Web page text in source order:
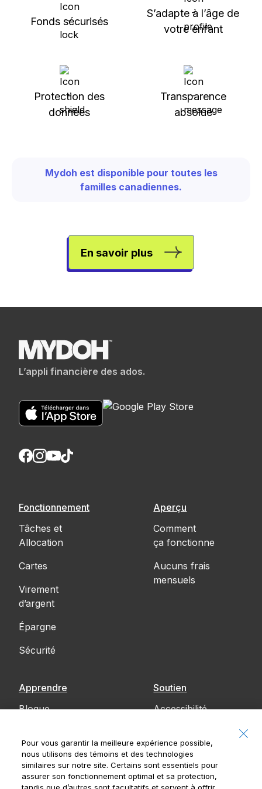
Fonds sécurisés
S’adapte à l’âge de
votre enfant
Protection des
données
Transparence
absolue
Mydoh est disponible pour toutes les
familles canadiennes.
En savoir plus
L’appli financière des ados.
Fonctionnement
Tâches et
Allocation
Cartes
Virement
d’argent
Épargne
Sécurité
Aperçu
Comment
ça fonctionne
Aucuns frais
mensuels
Apprendre
Blogue
Soutien
Accessibilité
avec nous
Avis
Pour vous garantir la meilleure expérience possible,
nous utilisons des témoins et des technologies
similaires sur notre site. Certains sont essentiels pour
assurer son fonctionnement optimal et sa protection,